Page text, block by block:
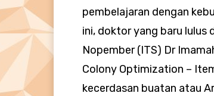
pembelajaran dengan
ini, doktor yang baru lulus
Nopember (ITS) Dr
Colony Optimization –
kecerdasan buatan atau